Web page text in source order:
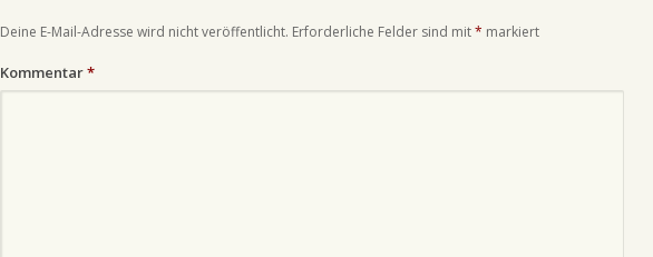
Deine E-Mail-Adresse wird nicht veröffentlicht. Erforderliche Felder sind mit* markiert
Kommentar*